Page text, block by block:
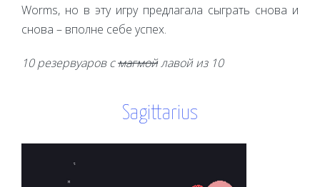
Worms, но в эту игру предлагала сыграть снова и
снова – вполне себе успех.
10 резервуаров смагмойлавой из 10
Sagittarius